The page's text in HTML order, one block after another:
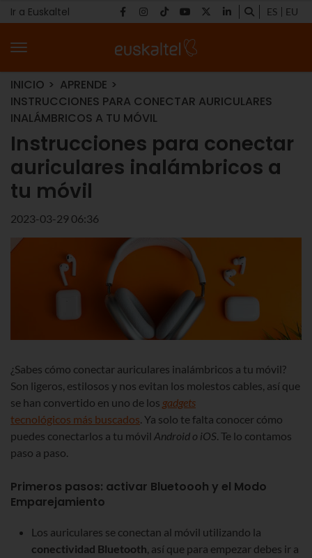
Ir a Euskaltel ES EU
INICIO
APRENDE
INSTRUCCIONES PARA CONECTAR AURICULARES
INALÁMBRICOS A TU MÓVIL
Instrucciones para conectar
auriculares inalámbricos a
tu móvil
2023-03-29 06:36
¿Sabes cómo conectar auriculares inalámbricos a tu móvil?
Son ligeros, estilosos y nos evitan los molestos cables, así que
se han convertido en uno de los gadgets
tecnológicos más buscados. Ya solo te falta conocer cómo
puedes conectarlos a tu móvil Android o iOS. Te lo contamos
paso a paso.
Primeros pasos: activar Bluetoooh y el Modo
Emparejamiento
Los auriculares se conectan al móvil utilizando la
conectividad Bluetooth, así que para empezar debes ir a